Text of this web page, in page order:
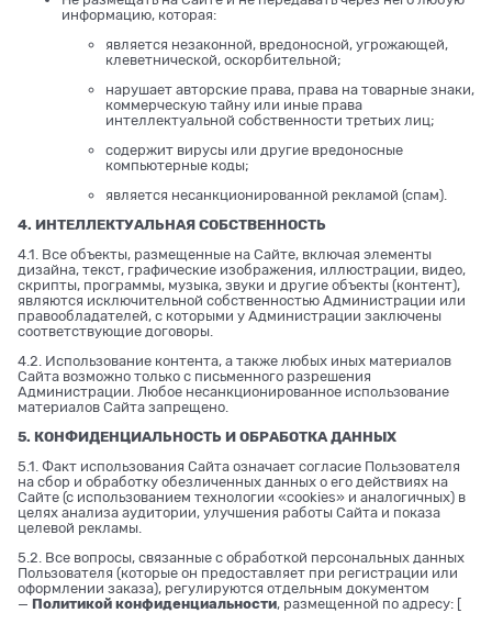
информацию, которая:
является незаконной, вредоносной, угрожающей,
клеветнической, оскорбительной;
нарушает авторские права, права на товарные знаки,
коммерческую тайну или иные права
интеллектуальной собственности третьих лиц;
содержит вирусы или другие вредоносные
компьютерные коды;
является несанкционированной рекламой (спам).
4. ИНТЕЛЛЕКТУАЛЬНАЯ СОБСТВЕННОСТЬ
4.1. Все объекты, размещенные на Сайте, включая элементы
дизайна, текст, графические изображения, иллюстрации, видео,
скрипты, программы, музыка, звуки и другие объекты (контент),
являются исключительной собственностью Администрации или
правообладателей, с которыми у Администрации заключены
соответствующие договоры.
4.2. Использование контента, а также любых иных материалов
Сайта возможно только с письменного разрешения
Администрации. Любое несанкционированное использование
материалов Сайта запрещено.
5. КОНФИДЕНЦИАЛЬНОСТЬ И ОБРАБОТКА ДАННЫХ
5.1. Факт использования Сайта означает согласие Пользователя
на сбор и обработку обезличенных данных о его действиях на
Сайте (с использованием технологии «cookies» и аналогичных) в
целях анализа аудитории, улучшения работы Сайта и показа
целевой рекламы.
5.2. Все вопросы, связанные с обработкой персональных данных
Пользователя (которые он предоставляет при регистрации или
оформлении заказа), регулируются отдельным документом
— Политикой конфиденциальности, размещенной по адресу: [